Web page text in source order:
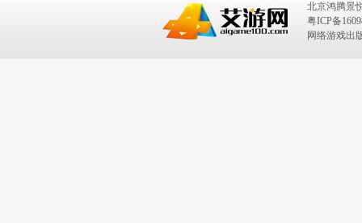
北京鸿腾景
粤ICP备
网络游戏出